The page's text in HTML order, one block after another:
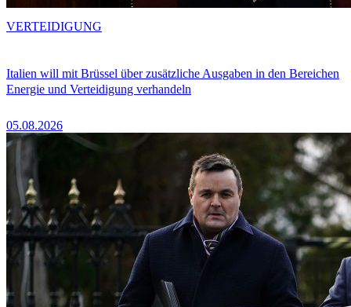
Italien will mit Brüssel über zusätzliche Ausgaben in den Bereichen
Energie und Verteidigung verhandeln
05.08.2026
VERTEIDIGUNG